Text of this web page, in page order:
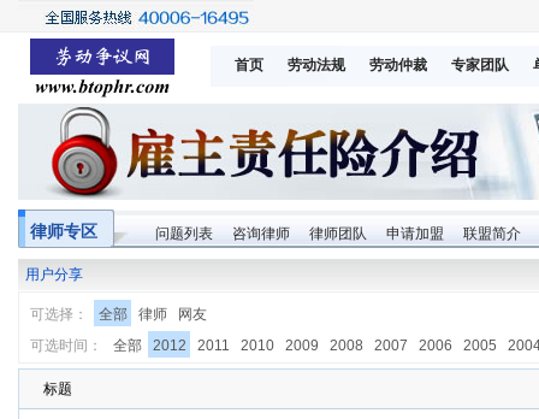
首页 劳动法规 劳动仲裁 专家团队
律师专区 问题列表 咨询律师 律师团队 申请加盟 联盟简介
用户分享
可选择： 全部 律师
网友
可选时间：
全部 2012 2011 2010 2009 2008 2007 2006 2005
标题